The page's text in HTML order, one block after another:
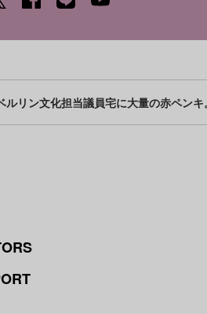
ルリン文化担当議員宅に大量の赤ペン